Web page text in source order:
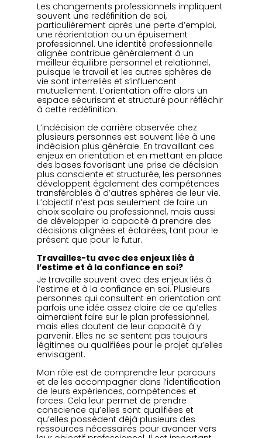
Les changements professionnels impliquent
souvent une redéfinition de soi,
particulièrement après une perte d’emploi,
une réorientation ou un épuisement
professionnel. Une identité professionnelle
alignée contribue généralement à un
meilleur équilibre personnel et relationnel,
puisque le travail et les autres sphères de
vie sont interreliés et s’influencent
mutuellement. L’orientation offre alors un
espace sécurisant et structuré pour réfléchir
à cette redéfinition.
L’indécision de carrière observée chez
plusieurs personnes est souvent liée à une
indécision plus générale. En travaillant ces
enjeux en orientation et en mettant en place
des bases favorisant une prise de décision
plus consciente et structurée, les personnes
développent également des compétences
transférables à d’autres sphères de leur vie.
L’objectif n’est pas seulement de faire un
choix scolaire ou professionnel, mais aussi
de développer la capacité à prendre des
décisions alignées et éclairées, tant pour le
présent que pour le futur.
Travailles-tu avec des enjeux liés à
l’estime et à la confiance en soi?
Je travaille souvent avec des enjeux liés à
l’estime et à la confiance en soi. Plusieurs
personnes qui consultent en orientation ont
parfois une idée assez claire de ce qu’elles
aimeraient faire sur le plan professionnel,
mais elles doutent de leur capacité à y
parvenir. Elles ne se sentent pas toujours
légitimes ou qualifiées pour le projet qu’elles
envisagent.
Mon rôle est de comprendre leur parcours
et de les accompagner dans l’identification
de leurs expériences, compétences et
forces. Cela leur permet de prendre
conscience qu’elles sont qualifiées et
qu’elles possèdent déjà plusieurs des
ressources nécessaires pour avancer vers